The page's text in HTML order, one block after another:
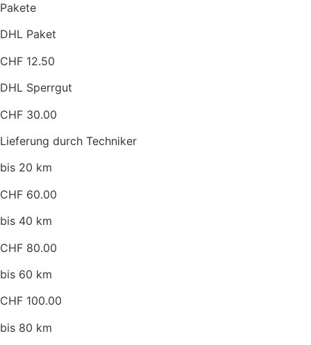
Pakete
DHL Paket
CHF 12.50
DHL Sperrgut
CHF 30.00
Lieferung durch Techniker
bis 20 km
CHF 60.00
bis 40 km
CHF 80.00
bis 60 km
CHF 100.00
bis 80 km